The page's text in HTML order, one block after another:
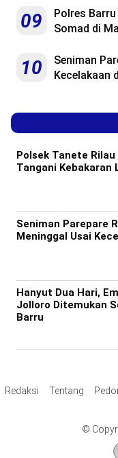
09
Polres
Somad di
10
Seniman
Kecelakaan
Polsek Tanete
Tangani Kebakaran
Seniman Parepare
Meninggal Usai
Hanyut Dua Hari,
Jolloro Ditemukan
Barru
Redaksi Tentang
©